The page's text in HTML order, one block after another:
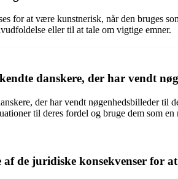
for at være kunstnerisk, når den bruges
eller til at tale om vigtige emner.
danskere, der har vendt
der har vendt nøgenhedsbilleder
til deres fordel og bruge dem som
de juridiske konsekvenser for